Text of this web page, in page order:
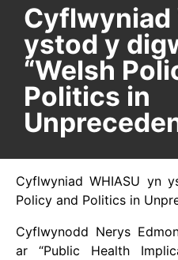
Cyflwyniad
ystod y
“Welsh
Politics in
Cyflwyniad WHIASU yn
Policy and Politics in
Cyflwynodd Nerys
ar “Public Health